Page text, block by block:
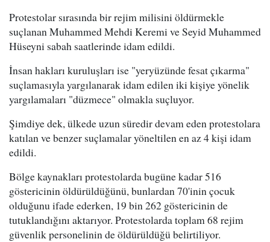
Protestolar sırasında bir rejim milisini öldürmekle
suçlanan Muhammed Mehdi Keremi ve Seyid Muhammed
Hüseyni sabah saatlerinde idam edildi.
İnsan hakları kuruluşları ise "yeryüzünde fesat çıkarma"
suçlamasıyla yargılanarak idam edilen iki kişiye yönelik
yargılamaları "düzmece" olmakla suçluyor.
Şimdiye dek, ülkede uzun süredir devam eden protestolara
katılan ve benzer suçlamalar yöneltilen en az 4 kişi idam
edildi.
Bölge kaynakları protestolarda bugüne kadar 516
göstericinin öldürüldüğünü, bunlardan 70'inin çocuk
olduğunu ifade ederken, 19 bin 262 göstericinin de
tutuklandığını aktarıyor. Protestolarda toplam 68 rejim
güvenlik personelinin de öldürüldüğü belirtiliyor.